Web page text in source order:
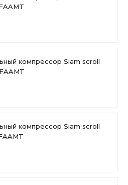
компрессор Siam scroll
компрессор Siam scroll